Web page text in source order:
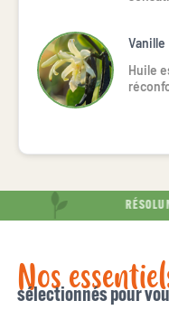
Vanille
Huile
Nos
sélectionnés pour